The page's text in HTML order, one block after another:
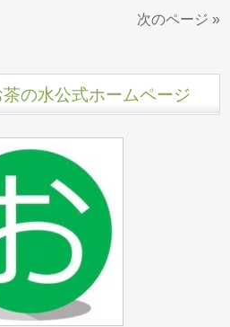
次のページ »
の水公式ホームページ